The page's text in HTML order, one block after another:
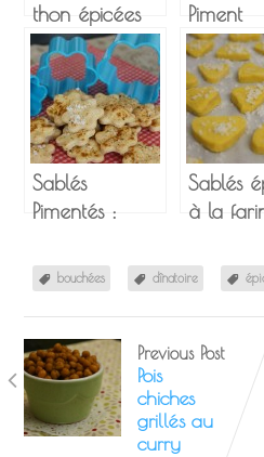
thon épicées
au coeur de
Madame Loïk
Piment
Sablés
Pimentés :
& Fleur de Sel
Sablés
à la
bouchées dînatoire
Previous Post
Pois
chiches
grillés au
curry